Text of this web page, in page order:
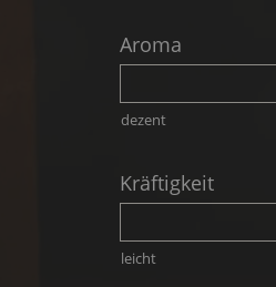
Aroma
dezent
Kräftigkeit
leicht